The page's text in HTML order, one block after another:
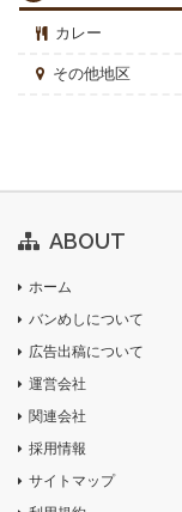
カレー
その他地区
ABOUT
ホーム
バンめしについて
広告出稿について
運営会社
関連会社
採用情報
サイトマップ